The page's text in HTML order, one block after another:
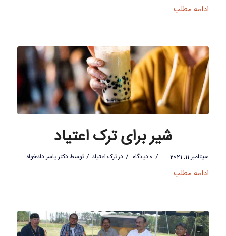
ادامه مطلب
شیر برای ترک اعتیاد
سپتامبر 11, 2021 / 0 دیدگاه / درترک اعتیاد / توسطدکتر یاسر دادخواه
ادامه مطلب